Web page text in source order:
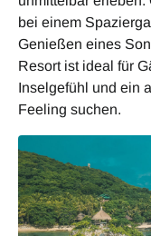
bei einem
Genießen eines
Resort ist ideal für
Inselgefühl und ein
Feeling suchen.